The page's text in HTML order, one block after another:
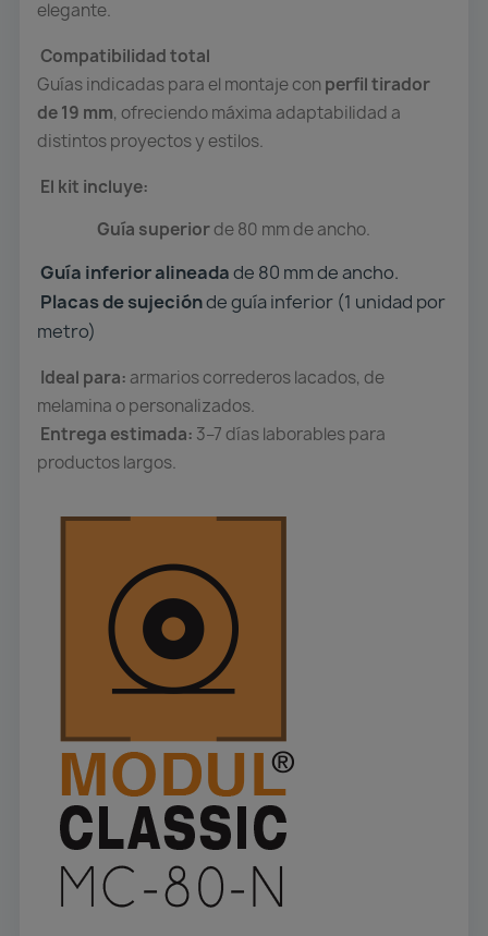
elegante.
Compatibilidad total
Guías indicadas para el montaje con perfil tirador
de 19 mm, ofreciendo máxima adaptabilidad a
distintos proyectos y estilos.
El kit incluye:
Guía superiorde 80 mm de ancho.
Guía inferior alineadade 80 mm de ancho.
Placas de sujeciónde guía inferior (1 unidad por
metro)
Ideal para: armarios correderos lacados, de
melamina o personalizados.
Entrega estimada: 3–7 días laborables para
productos largos.